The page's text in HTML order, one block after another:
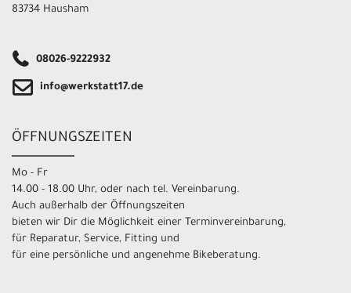
83734 Hausham
08026-9222932
info@werkstatt17.de
ÖFFNUNGSZEITEN
Mo - Fr
14.00 - 18.00 Uhr, oder nach tel. Vereinbarung.
Auch außerhalb der Öffnungszeiten
bieten wir Dir die Möglichkeit einer Terminvereinbarung,
für Reparatur, Service, Fitting und
für eine persönliche und angenehme Bikeberatung.